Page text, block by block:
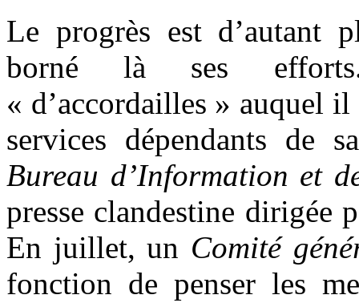
Le progrès est d’autant
borné là ses
« d’accordailles » auquel
services dépendants de
Bureau d’Information et
presse clandestine dirigée
En juillet, un Comité
fonction de penser les